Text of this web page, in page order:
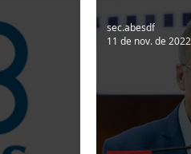
sec.abesdf
11 de nov. de 2022